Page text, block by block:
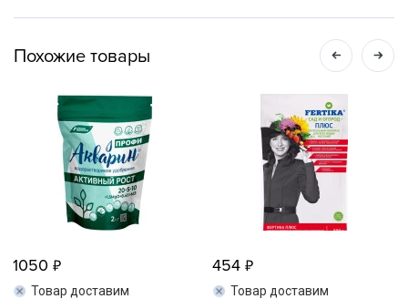
Похожие товары
1050
Товар доставим
454
Товар доставим